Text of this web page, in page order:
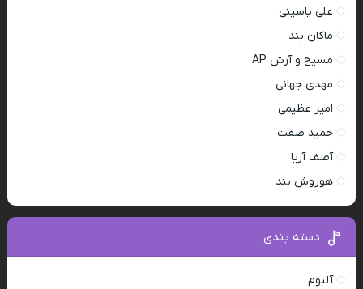
علی یاسینی
ماکان بند
مسیح و آرش AP
مهدی جهانی
امیر عظیمی
حمید صفت
آصف آریا
هوروش بند
دسته بندی
آلبوم